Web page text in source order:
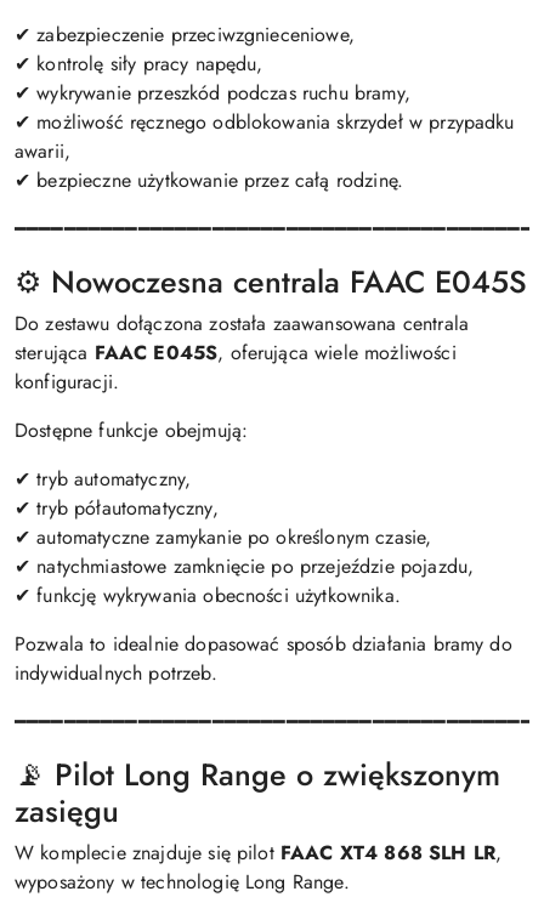
✔ zabezpieczenie przeciwzgnieceniowe,
✔ kontrolę siły pracy napędu,
✔ wykrywanie przeszkód podczas ruchu bramy,
✔ możliwość ręcznego odblokowania skrzydeł w przypadku
awarii,
✔ bezpieczne użytkowanie przez całą rodzinę.
⚙️ Nowoczesna centrala FAAC E045S
Do zestawu dołączona została zaawansowana centrala
sterująca FAAC E045S, oferująca wiele możliwości
konfiguracji.
Dostępne funkcje obejmują:
✔ tryb automatyczny,
✔ tryb półautomatyczny,
✔ automatyczne zamykanie po określonym czasie,
✔ natychmiastowe zamknięcie po przejeździe pojazdu,
✔ funkcję wykrywania obecności użytkownika.
Pozwala to idealnie dopasować sposób działania bramy do
indywidualnych potrzeb.
📡 Pilot Long Range o zwiększonym
zasięgu
W komplecie znajduje się pilot FAAC XT4 868 SLH LR,
wyposażony w technologię Long Range.